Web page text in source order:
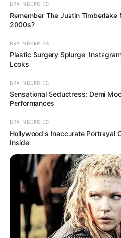
BRAINBERRIES
Remember The Justin
2000s?
BRAINBERRIES
Plastic Surgery Splurge:
Looks
BRAINBERRIES
Sensational Seductress: Demi
Performances
BRAINBERRIES
Hollywood's Inaccurate Portrayal
Inside